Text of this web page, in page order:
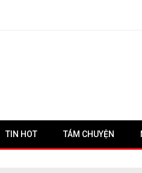
TIN HOT TÁM CHUYỆN